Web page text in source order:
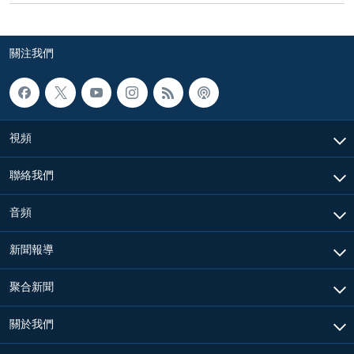
關注我們
視頻
聯絡我們
音頻
新聞報導
聚合新聞
關於我們